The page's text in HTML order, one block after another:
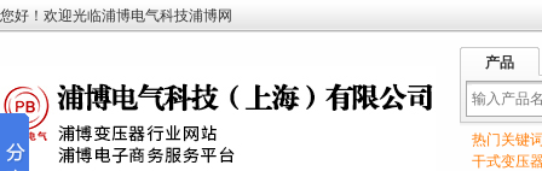
您好！欢迎光临浦博电气科技浦博网
产品
输热门关键
干式变压